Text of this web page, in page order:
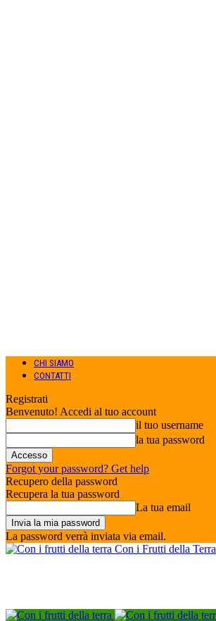
CHI SIAMO
CONTATTI
Registrati
Benvenuto! Accedi al tuo account
il tuo username
la tua password
Forgot your password? Get help
Recupero della password
Recupera la tua password
La tua email
La password verrà inviata via email.
Con i Frutti della Terra